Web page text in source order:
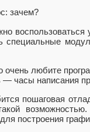
зачем?
специальные
любите
часы написания
пошаговая
построения